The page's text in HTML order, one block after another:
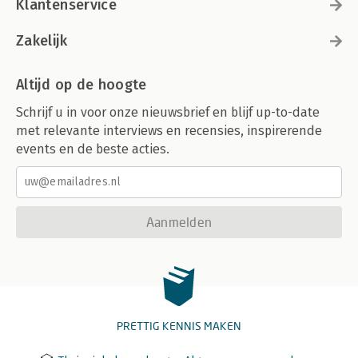
Klantenservice
Zakelijk
Altijd op de hoogte
Schrijf u in voor onze nieuwsbrief en blijf up-to-date
met relevante interviews en recensies, inspirerende
events en de beste acties.
Aanmelden
PRETTIG KENNIS MAKEN